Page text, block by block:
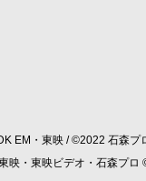
EM・東映 / ©2022 石森プ
映・東映ビデオ・石森プロ